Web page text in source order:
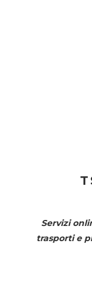
Servizi
trasporti e